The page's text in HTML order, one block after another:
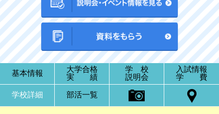
基本情報
大学合格
実 績
学 校
説明会
入試情報
学 費
学校詳細 部活一覧